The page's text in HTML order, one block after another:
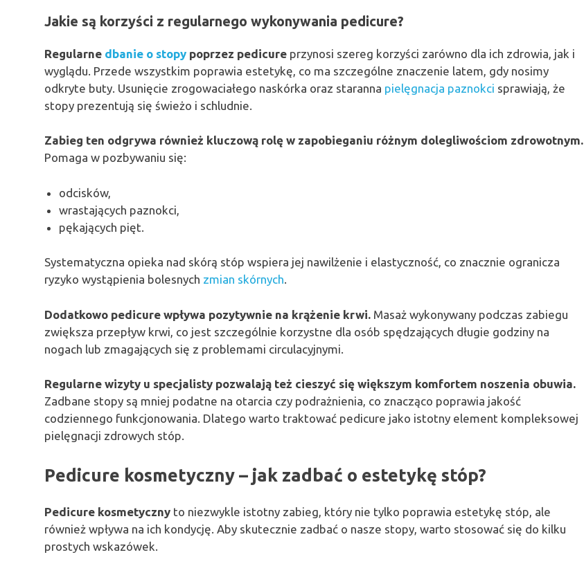
Jakie są korzyści z regularnego wykonywania pedicure?
Regularne dbanie o stopy poprzez pedicure przynosi szereg korzyści zarówno dla ich zdrowia, jak i
wyglądu. Przede wszystkim poprawia estetykę, co ma szczególne znaczenie latem, gdy nosimy
odkryte buty. Usunięcie zrogowaciałego naskórka oraz staranna pielęgnacja paznokci sprawiają, że
stopy prezentują się świeżo i schludnie.
Zabieg ten odgrywa również kluczową rolę w zapobieganiu różnym dolegliwościom zdrowotnym.
Pomaga w pozbywaniu się:
odcisków,
wrastających paznokci,
pękających pięt.
Systematyczna opieka nad skórą stóp wspiera jej nawilżenie i elastyczność, co znacznie ogranicza
ryzyko wystąpienia bolesnych zmian skórnych.
Dodatkowo pedicure wpływa pozytywnie na krążenie krwi. Masaż wykonywany podczas zabiegu
zwiększa przepływ krwi, co jest szczególnie korzystne dla osób spędzających długie godziny na
nogach lub zmagających się z problemami circulacyjnymi.
Regularne wizyty u specjalisty pozwalają też cieszyć się większym komfortem noszenia obuwia.
Zadbane stopy są mniej podatne na otarcia czy podrażnienia, co znacząco poprawia jakość
codziennego funkcjonowania. Dlatego warto traktować pedicure jako istotny element kompleksowej
pielęgnacji zdrowych stóp.
Pedicure kosmetyczny – jak zadbać o estetykę stóp?
Pedicure kosmetyczny to niezwykle istotny zabieg, który nie tylko poprawia estetykę stóp, ale
również wpływa na ich kondycję. Aby skutecznie zadbać o nasze stopy, warto stosować się do kilku
prostych wskazówek.